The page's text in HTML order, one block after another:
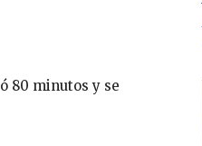
80 minutos y se